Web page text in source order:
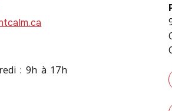
: 9h à 17h